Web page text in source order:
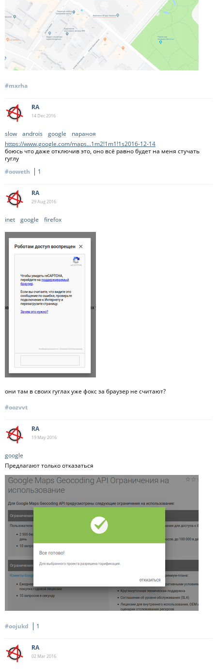
#mxrha
RA
14 Dec2016
slow androis google
параноя
https://www.google.com/maps...1m2!1m1!1s2016-12-14
боюсь что даже отключив это, оно всё равно будет на меня стучать
гуглу
#ooweth
1
RA
29 Aug2016
inet google firefox
они там в своих гуглах уже фокс за браузер не считают?
#oozvvt
RA
19 May2016
google
Предлагают только отказаться
#oojukd 1
RA
02 Mar2016